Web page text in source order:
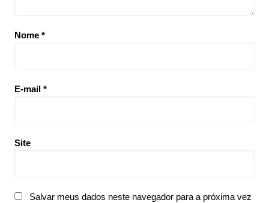
Nome *
E-mail *
Site
Salvar meus dados neste navegador para a próxima vez